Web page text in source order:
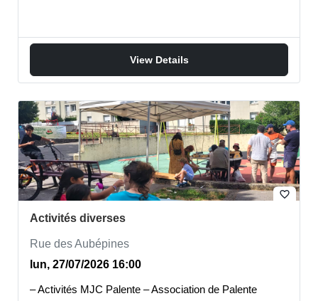
View Details
favorite_border
Activités diverses
Rue des Aubépines
lun, 27/07/2026 16:00
– Activités MJC Palente – Association de Palente